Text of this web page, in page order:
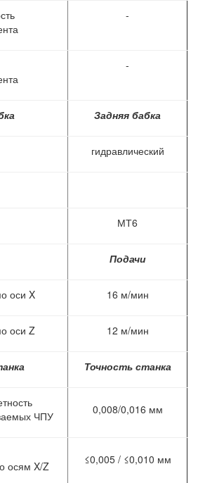
-
-
Задняя бабка
гидравлический
МТ6
Подачи
оси X 16 м/мин
оси Z 12 м/мин
Точность станка
ЧПУ
0,008/0,016 мм
осям X/Z
≤0,005 / ≤0,010 мм